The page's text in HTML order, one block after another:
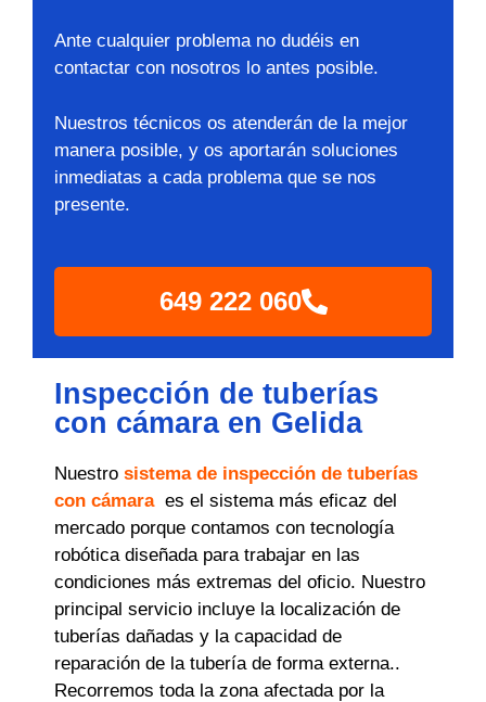
Ante cualquier problema no dudéis en
contactar con nosotros lo antes posible.
Nuestros técnicos os atenderán de la mejor
manera posible, y os aportarán soluciones
inmediatas a cada problema que se nos
presente.
649 222 060
Inspección de tuberías
con cámara en Gelida
Nuestro sistema de inspección de tuberías
con cámaraes el sistema más eficaz del
mercado porque contamos con tecnología
robótica diseñada para trabajar en las
condiciones más extremas del oficio. Nuestro
principal servicio incluye la localización de
tuberías dañadas y la capacidad de
reparación de la tubería de forma externa..
Recorremos toda la zona afectada por la